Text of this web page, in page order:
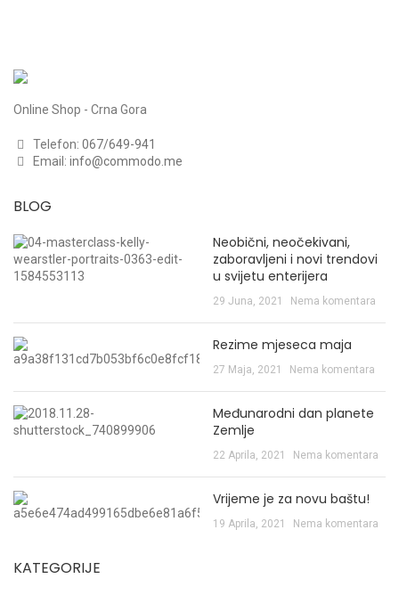
Online Shop - Crna Gora
Telefon: 067/649-941
Email: info@commodo.me
BLOG
Neobični, neočekivani,
zaboravljeni i novi trendovi
u svijetu enterijera
29 Juna, 2021 Nema komentara
Rezime mjeseca maja
27 Maja, 2021 Nema komentara
Međunarodni dan planete
Zemlje
22 Aprila, 2021 Nema komentara
Vrijeme je za novu baštu!
19 Aprila, 2021 Nema komentara
KATEGORIJE